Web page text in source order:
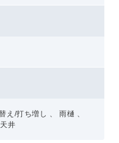
え/打ち増し 、 雨樋 、
井